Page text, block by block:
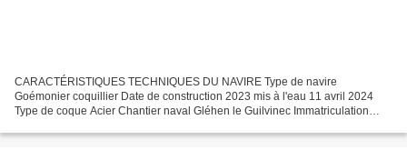
CARACTÉRISTIQUES TECHNIQUES DU NAVIRE Type de navire
Goémonier coquillier Date de construction 2023 mis à l'eau 11 avril 2024
Type de coque Acier Chantier naval Gléhen le Guilvinec Immatriculation